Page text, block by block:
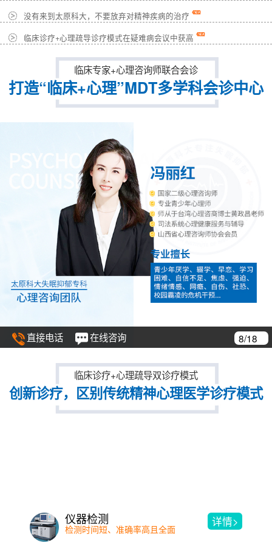
没有来到太原科大，不要放弃对精神疾病的治疗
临床诊疗+心理疏导诊疗模式在疑难病会议中获高
临床专家+心理咨询师联合会诊
打造“临床+心理”MDT多学科会诊中心
直接电话 在线咨询 8/18
临床诊疗+心理疏导双诊疗模式
创新诊疗，区别传统精神心理医学诊疗模式
仪器检测
检测时间短、准确率高且全面
详情>